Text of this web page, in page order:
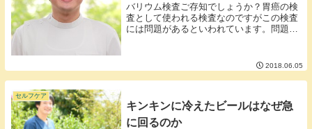
バリウム検査ご存知でしょうか？胃癌の検
査として使われる検査なのですがこの検査
には問題があるといわれています。問題は
けられません。被爆する必要がないのであ
れば極力被爆...
2018.06.05
セルフケア
キンキンに冷えたビールはなぜ急
に回るのか